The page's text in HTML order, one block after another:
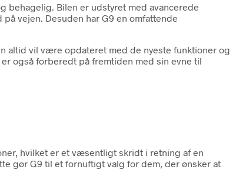
behagelig. Bilen er udstyret med avancerede
vejen. Desuden har G9 en omfattende
altid vil være opdateret med de nyeste funktioner og
også forberedt på fremtiden med sin evne til
hvilket er et væsentligt skridt i retning af en
gør G9 til et fornuftigt valg for dem, der ønsker at